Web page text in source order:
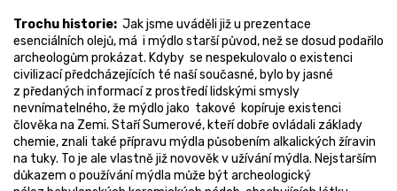
Trochu historie: Jak jsme uváděli již u prezentace
esenciálních olejů, má i mýdlo starší původ, než se dosud podařilo
archeologům prokázat. Kdyby se nespekulovalo o existenci
civilizací předcházejících té naší současné, bylo by jasné
z předaných informací z prostředí lidskými smysly
nevnímatelného, že mýdlo jako takové kopíruje existenci
člověka na Zemi. Staří Sumerové, kteří dobře ovládali základy
chemie, znali také přípravu mýdla působením alkalických žíravin
na tuky. To je ale vlastně již novověk v užívání mýdla. Nejstarším
důkazem o používání mýdla může být archeologický